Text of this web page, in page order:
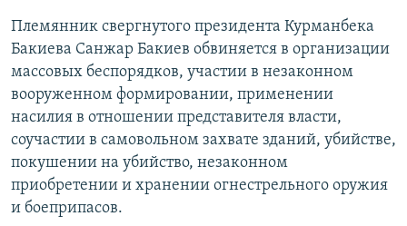
Племянник свергнутого президента Курманбека
Бакиева Санжар Бакиев обвиняется в организации
массовых беспорядков, участии в незаконном
вооруженном формировании, применении
насилия в отношении представителя власти,
соучастии в самовольном захвате зданий, убийстве,
покушении на убийство, незаконном
приобретении и хранении огнестрельного оружия
и боеприпасов.